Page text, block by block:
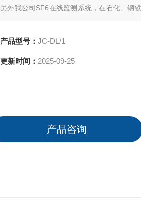
另外我公司SF6在线监测系统，在石化、钢
产品型号： JC-DL/1
更新时间： 2025-09-25
产品咨询